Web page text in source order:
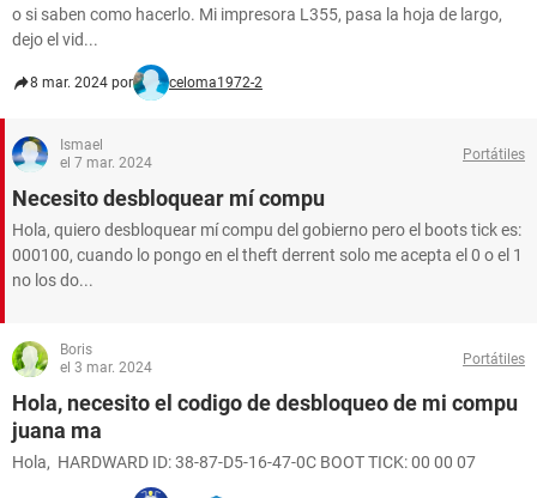
o si saben como hacerlo. Mi impresora L355, pasa la hoja de largo,
dejo el vid...
8 mar. 2024 por celoma1972-2
Ismael
el 7 mar. 2024
Portátiles
Necesito desbloquear mí compu
Hola, quiero desbloquear mí compu del gobierno pero el boots tick es:
000100, cuando lo pongo en el theft derrent solo me acepta el 0 o el 1
no los do...
Boris
el 3 mar. 2024
Portátiles
Hola, necesito el codigo de desbloqueo de mi compu
juana ma
Hola, HARDWARD ID: 38-87-D5-16-47-0C BOOT TICK: 00 00 07